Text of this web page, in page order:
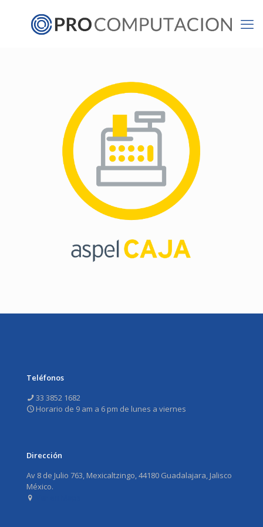
Teléfonos
33 3852 1682
Horario de 9 am a 6 pm de lunes a viernes
Dirección
Av 8 de Julio 763, Mexicaltzingo, 44180 Guadalajara, Jalisco
México.